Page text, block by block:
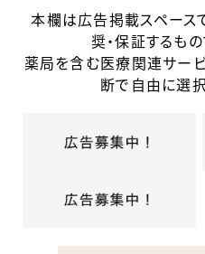
本欄は広告掲載スペース
奨・保証するも
薬局を含む医療関連サー
断で自由に選